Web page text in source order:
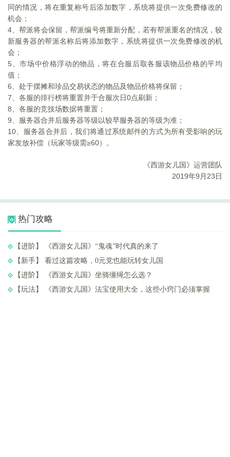
同的情况，将在重复称号后添加数字，系统将提供一次免费修改的
机会；
4、帮派将会保留，帮派编号将重新分配，若有帮派重名的情况，较
新服务器的帮派名称后将添加数字，系统将提供一次免费修改的机
会；
5、市场中价格浮动的物品，将在合服后取各服该物品价格的平均
值；
6 、处于摆摊和珍品交易状态的物品及物品价格将保留；
7 、各服的排行榜将重置并于合服次日0点刷新；
8 、各服的竞技场数据将重置；
9 、服务器合并后服务器等级以较早服务器的等级为准；
10、服务器合并后，我们将通过系统邮件的方式为所有受影响的玩
家发放补偿（玩家等级需≥60）。
《西游女儿国》运营团队
2019年9月23日
热门攻略
【进阶】 ​《西游女儿国》“鬼魂”时代真的来了
【新手】 ​看过这篇攻略，0元党也能玩转女儿国
【进阶】 ​《西游女儿国》坐骑缰绳怎么选？
【玩法】 ​《西游女儿国》法宝使用大全，这些小窍门必须掌握